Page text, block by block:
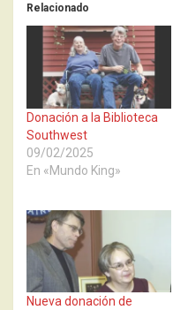
Relacionado
Donación a la Biblioteca
Southwest
09/02/2025
En «Mundo King»
Nueva donación de